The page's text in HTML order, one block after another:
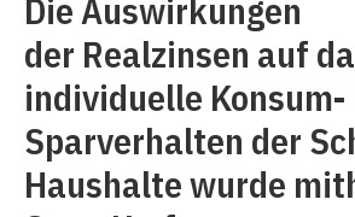
Die Auswirkungen
der Realzinsen auf
individuelle Konsum-
Sparverhalten der
Haushalte wurde